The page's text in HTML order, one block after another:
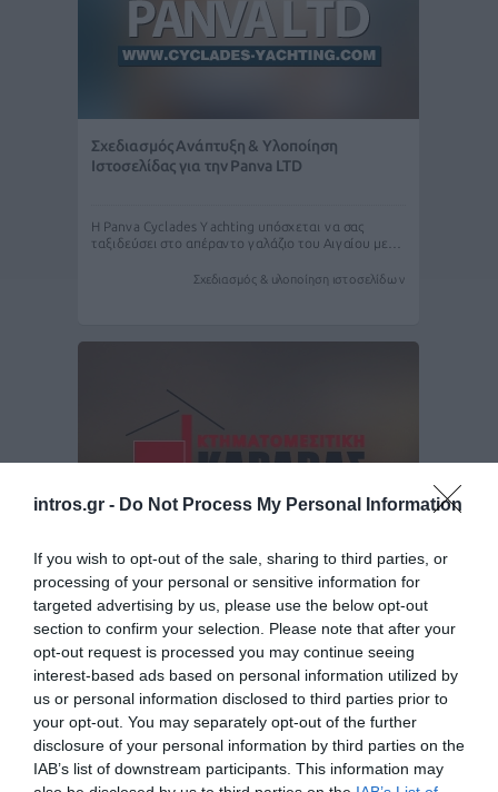
intros.gr - Do Not Process My Personal Information
If you wish to opt-out of the sale, sharing to third parties, or
processing of your personal or sensitive information for
targeted advertising by us, please use the below opt-out
section to confirm your selection. Please note that after your
opt-out request is processed you may continue seeing
interest-based ads based on personal information utilized by
us or personal information disclosed to third parties prior to
your opt-out. You may separately opt-out of the further
disclosure of your personal information by third parties on the
IAB’s list of downstream participants. This information may
Σχεδιασμός Ανάπτυξη & Υλοποίηση
Ιστοσελίδας για την Panva LTD
H Panva Cyclades Yachting υπόσχεται να σας
ταξιδεύσει στο απέραντο γαλάζιο του Αιγαίου με…
Σχεδιασμός & υλοποίηση ιστοσελίδων
Σχεδιασμός & Ανάπτυξη Ιστοσελίδας για την
Karavas Real Estate V1 2008
Πρόκειται για ττην ιστοσελίδα του μεσιτικού
γραφείου Karavas Real Estate με έδρα την
Αθήνα. Για…
Σχεδιασμός & υλοποίηση ιστοσελίδων